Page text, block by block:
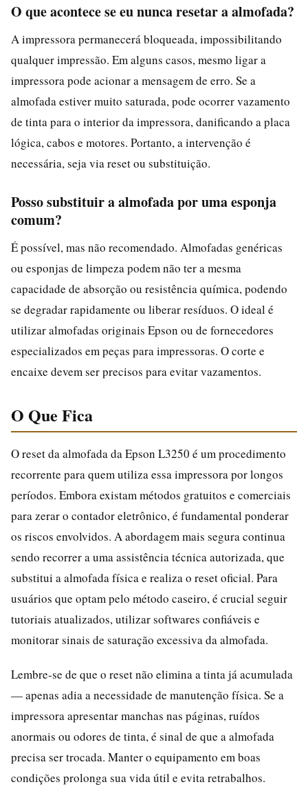
O que acontece se eu nunca resetar a almofada?
A impressora permanecerá bloqueada, impossibilitando
qualquer impressão. Em alguns casos, mesmo ligar a
impressora pode acionar a mensagem de erro. Se a
almofada estiver muito saturada, pode ocorrer vazamento
de tinta para o interior da impressora, danificando a placa
lógica, cabos e motores. Portanto, a intervenção é
necessária, seja via reset ou substituição.
Posso substituir a almofada por uma esponja
comum?
É possível, mas não recomendado. Almofadas genéricas
ou esponjas de limpeza podem não ter a mesma
capacidade de absorção ou resistência química, podendo
se degradar rapidamente ou liberar resíduos. O ideal é
utilizar almofadas originais Epson ou de fornecedores
especializados em peças para impressoras. O corte e
encaixe devem ser precisos para evitar vazamentos.
O Que Fica
O reset da almofada da Epson L3250 é um procedimento
recorrente para quem utiliza essa impressora por longos
períodos. Embora existam métodos gratuitos e comerciais
para zerar o contador eletrônico, é fundamental ponderar
os riscos envolvidos. A abordagem mais segura continua
sendo recorrer a uma assistência técnica autorizada, que
substitui a almofada física e realiza o reset oficial. Para
usuários que optam pelo método caseiro, é crucial seguir
tutoriais atualizados, utilizar softwares confiáveis e
monitorar sinais de saturação excessiva da almofada.
Lembre-se de que o reset não elimina a tinta já acumulada
— apenas adia a necessidade de manutenção física. Se a
impressora apresentar manchas nas páginas, ruídos
anormais ou odores de tinta, é sinal de que a almofada
precisa ser trocada. Manter o equipamento em boas
condições prolonga sua vida útil e evita retrabalhos.